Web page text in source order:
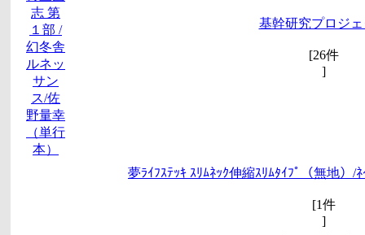
志 第
１部 /
幻冬舎
ルネッ
サン
ス/佐
野量幸
（単行
本）
基幹研究プロジ
[26件
]
夢ﾗｲﾌｽﾃｯｷ ｽﾘﾑﾈｯｸ伸縮ｽﾘﾑﾀｲﾌﾟ（無地）/
[1件
]